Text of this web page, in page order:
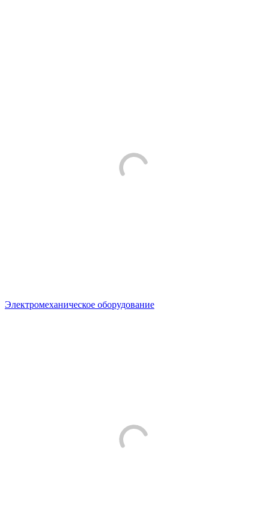
Электромеханическое оборудование